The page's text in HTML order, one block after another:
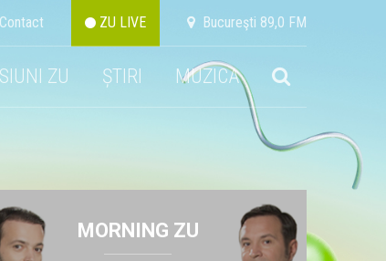
Contact ZU LIVE Bucureşti 89,0 FM
ZU ȘTIRI MUZICA
MORNING ZU